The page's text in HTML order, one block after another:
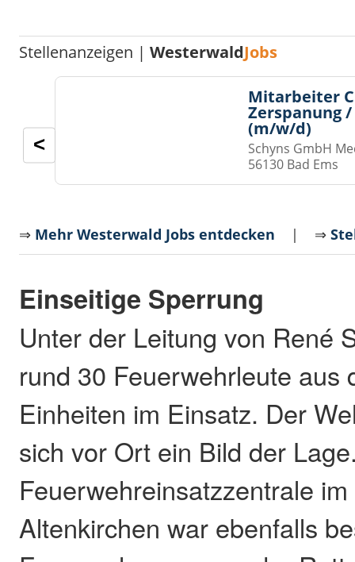
Stellenanzeigen |WesterwaldJobs
Mitarbeiter
Zerspanung
(m/w/d)
Schyns GmbH
56130 Bad Ems
<
⇒ Mehr Westerwald Jobs entdecken | ⇒
Einseitige Sperrung
Unter der Leitung von René
rund 30 Feuerwehrleute aus
Einheiten im Einsatz. Der
sich vor Ort ein Bild der
Feuerwehreinsatzzentrale
Altenkirchen war ebenfalls